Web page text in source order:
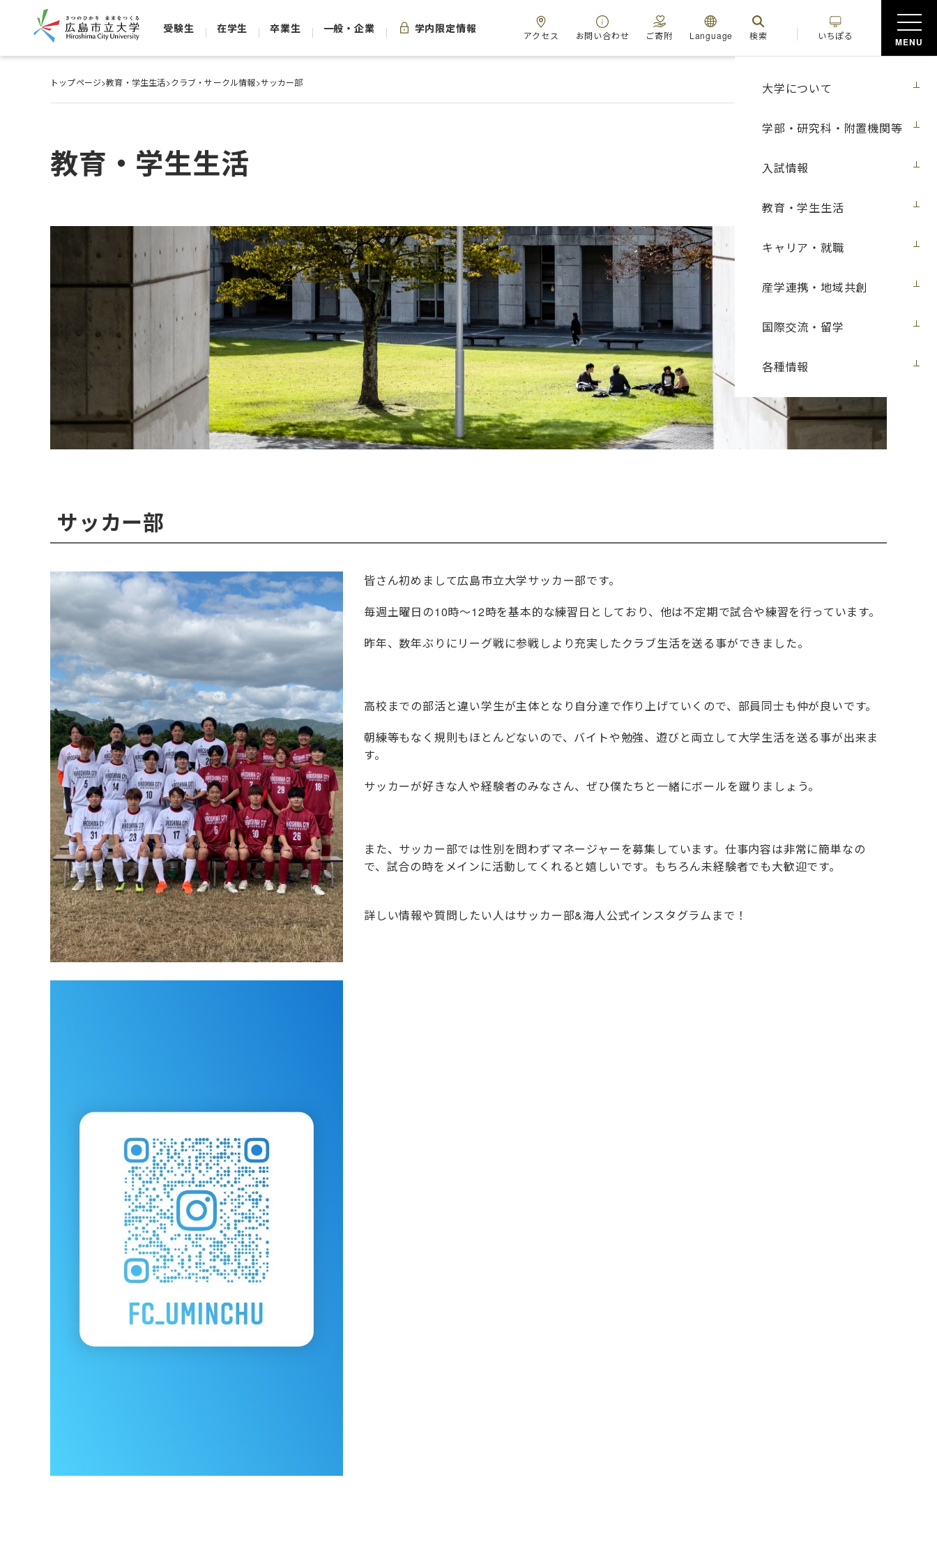
大学について
学部・研究科・附置機関等
入試情報
教育・学生生活
キャリア・就職
産学連携・地域共創
国際交流・留学
各種情報
受験生 在学生 卒業生 一般・企業 学内限定情報
アクセス お問い合わせ ご寄附 Language 検索 いちぽる
MENU
トップページ>教育・学生生活>クラブ・サークル情報>サッカー部
教育・学生生活
サッカー部
皆さん初めまして広島市立大学サッカー部です。
毎週土曜日の10時〜12時を基本的な練習日としており、他は不定期で試合や練習を行っています。
昨年、数年ぶりにリーグ戦に参戦しより充実したクラブ生活を送る事ができました。
高校までの部活と違い学生が主体となり自分達で作り上げていくので、部員同士も仲が良いです。
朝練等もなく規則もほとんどないので、バイトや勉強、遊びと両立して大学生活を送る事が出来ま
す。
サッカーが好きな人や経験者のみなさん、ぜひ僕たちと一緒にボールを蹴りましょう。
また、サッカー部では性別を問わずマネージャーを募集しています。仕事内容は非常に簡単なの
で、試合の時をメインに活動してくれると嬉しいです。もちろん未経験者でも大歓迎です。
詳しい情報や質問したい人はサッカー部&海人公式インスタグラムまで！